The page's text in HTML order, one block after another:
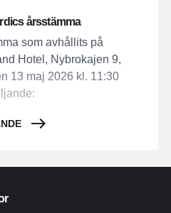
årsstämma
som avhållits på
Hotel, Nybrokajen 9,
13 maj 2026 kl. 11:30